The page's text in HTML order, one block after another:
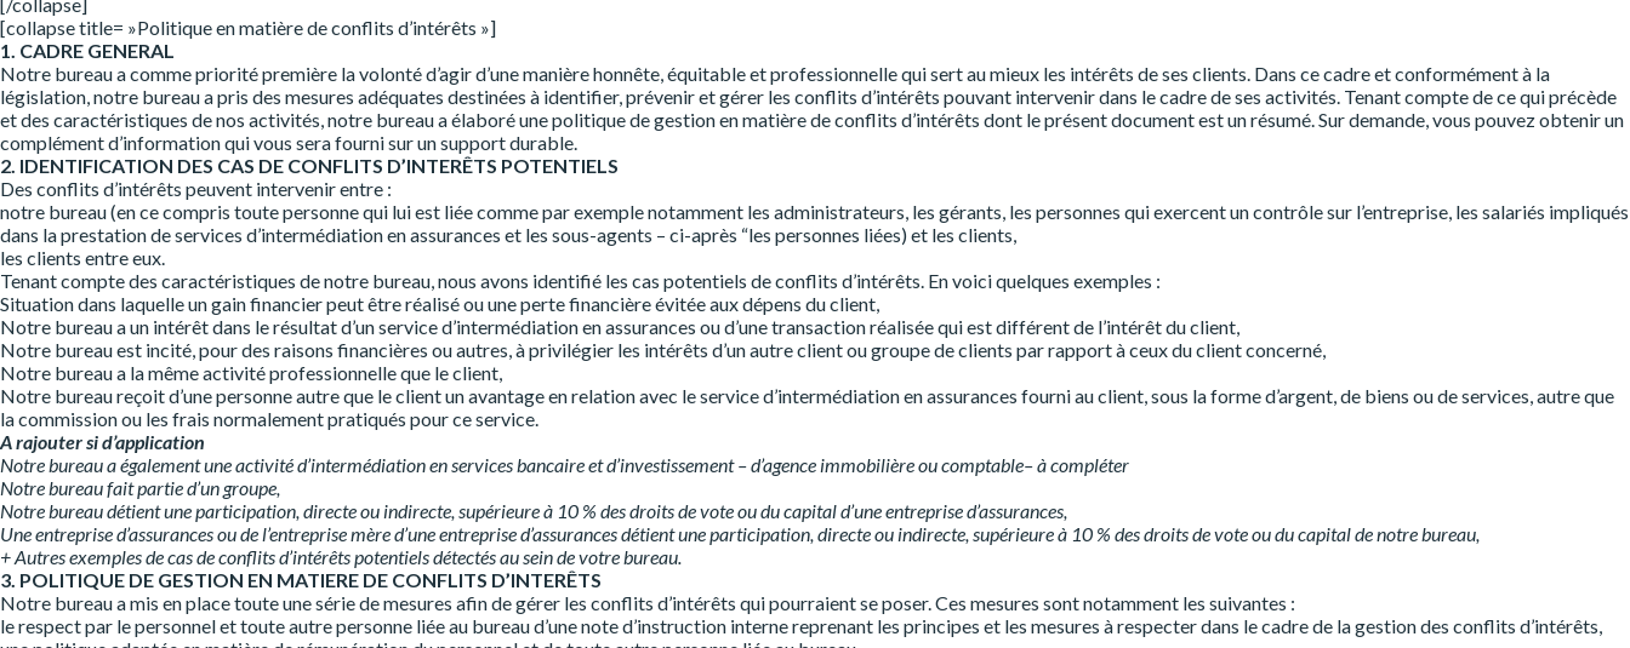
[collapse title= »Politique en matière de conflits d’intérêts »]
1. CADRE GENERAL
Notre bureau a comme priorité première la volonté d’agir d’une manière honnête, équitable et professionnelle qui sert au mieux les intérêts de ses clients. Dans ce cadre et conformément à la
législation, notre bureau a pris des mesures adéquates destinées à identifier, prévenir et gérer les conflits d’intérêts pouvant intervenir dans le cadre de ses activités. Tenant compte de ce qui précède
et des caractéristiques de nos activités, notre bureau a élaboré une politique de gestion en matière de conflits d’intérêts dont le présent document est un résumé. Sur demande, vous pouvez obtenir un
complément d’information qui vous sera fourni sur un support durable.
2. IDENTIFICATION DES CAS DE CONFLITS D’INTERÊTS POTENTIELS
Des conflits d’intérêts peuvent intervenir entre :
notre bureau (en ce compris toute personne qui lui est liée comme par exemple notamment les administrateurs, les gérants, les personnes qui exercent un contrôle sur l’entreprise, les salariés impliqués
dans la prestation de services d’intermédiation en assurances et les sous-agents – ci-après “les personnes liées) et les clients,
les clients entre eux.
Tenant compte des caractéristiques de notre bureau, nous avons identifié les cas potentiels de conflits d’intérêts. En voici quelques exemples :
Situation dans laquelle un gain financier peut être réalisé ou une perte financière évitée aux dépens du client,
Notre bureau a un intérêt dans le résultat d’un service d’intermédiation en assurances ou d’une transaction réalisée qui est différent de l’intérêt du client,
Notre bureau est incité, pour des raisons financières ou autres, à privilégier les intérêts d’un autre client ou groupe de clients par rapport à ceux du client concerné,
Notre bureau a la même activité professionnelle que le client,
Notre bureau reçoit d’une personne autre que le client un avantage en relation avec le service d’intermédiation en assurances fourni au client, sous la forme d’argent, de biens ou de services, autre que
la commission ou les frais normalement pratiqués pour ce service.
A rajouter si d’application
Notre bureau a également une activité d’intermédiation en services bancaire et d’investissement – d’agence immobilière ou comptable– à compléter
Notre bureau fait partie d’un groupe,
Notre bureau détient une participation, directe ou indirecte, supérieure à 10 % des droits de vote ou du capital d’une entreprise d’assurances,
Une entreprise d’assurances ou de l’entreprise mère d’une entreprise d’assurances détient une participation, directe ou indirecte, supérieure à 10 % des droits de vote ou du capital de notre bureau,
+ Autres exemples de cas de conflits d’intérêts potentiels détectés au sein de votre bureau.
3. POLITIQUE DE GESTION EN MATIERE DE CONFLITS D’INTERÊTS
Notre bureau a mis en place toute une série de mesures afin de gérer les conflits d’intérêts qui pourraient se poser. Ces mesures sont notamment les suivantes :
le respect par le personnel et toute autre personne liée au bureau d’une note d’instruction interne reprenant les principes et les mesures à respecter dans le cadre de la gestion des conflits d’intérêts,